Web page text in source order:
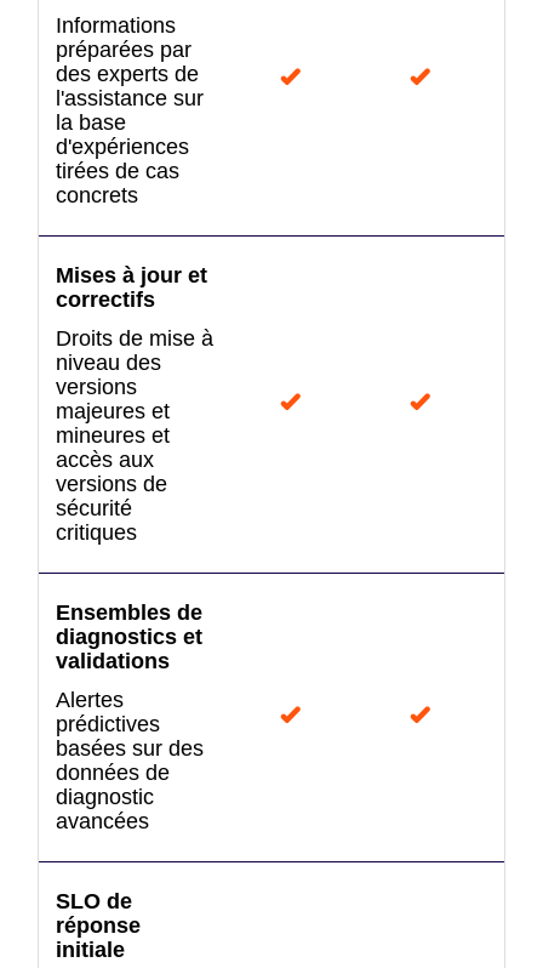
Informations
préparées par
des experts de
l'assistance sur
la base
d'expériences
tirées de cas
concrets
Mises à jour et
correctifs
Droits de mise à
niveau des
versions
majeures et
mineures et
accès aux
versions de
sécurité
critiques
Ensembles de
diagnostics et
validations
Alertes
prédictives
basées sur des
données de
diagnostic
avancées
SLO de
réponse
initiale